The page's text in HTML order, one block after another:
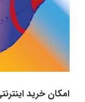
امکان خرید